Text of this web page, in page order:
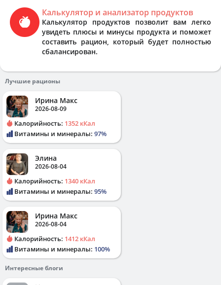
Калькулятор и анализатор продуктов
Калькулятор продуктов позволит вам легко
увидеть плюсы и минусы продукта и поможет
составить рацион, который будет полностью
сбалансирован.
Лучшие рационы
Ирина Макс
2026-08-09
Калорийность: 1352 кКал
Витамины и минералы: 97%
Элина
2026-08-04
Калорийность: 1340 кКал
Витамины и минералы: 95%
Ирина Макс
2026-08-04
Калорийность: 1412 кКал
Витамины и минералы: 100%
Интересные блоги